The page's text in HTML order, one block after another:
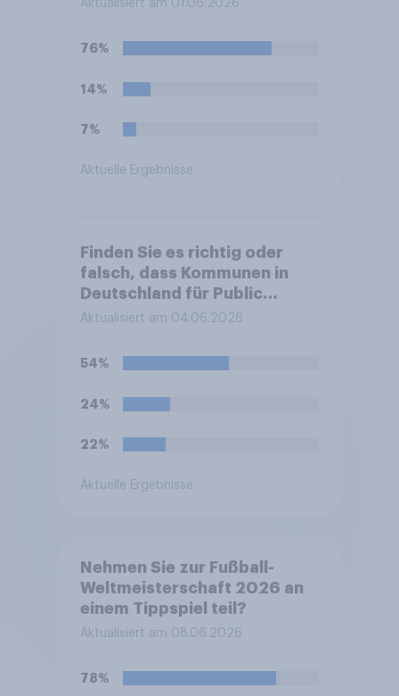
exklusiv. Nutzen Sie zum
kostenpflichtiges
der Deutschen Telekom?
Aktualisiert am 01.06.2026
76%
14%
7%
Aktuelle Ergebnisse
Finden Sie es richtig oder
falsch, dass Kommunen in
Deutschland für Public
Viewing während der Fußball-
öffentliche Übertragung der
befristet lockern dürfen,
Uhr im Freien übertragen
Aktualisiert am 04.06.2026
54%
24%
22%
Aktuelle Ergebnisse
Nehmen Sie zur Fußball-
Weltmeisterschaft 2026 an
einem Tippspiel teil?
Aktualisiert am 08.06.2026
78%